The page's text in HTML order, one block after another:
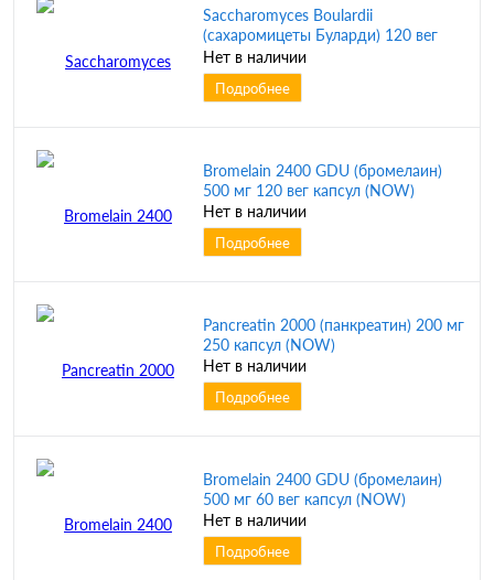
Saccharomyces Boulardii
(сахаромицеты Буларди) 120 вег
капсул (NOW) срок до 06/25
Нет в наличии
Подробнее
Bromelain 2400 GDU (бромелаин)
500 мг 120 вег капсул (NOW)
Нет в наличии
Подробнее
Pancreatin 2000 (панкреатин) 200 мг
250 капсул (NOW)
Нет в наличии
Подробнее
Bromelain 2400 GDU (бромелаин)
500 мг 60 вег капсул (NOW)
Нет в наличии
Подробнее